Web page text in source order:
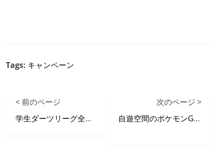
Tags: キャンペーン
< 前のページ
学生ダーツリーグ全日本選手権
次のページ >
自遊空間のポケモンGOに関するお知らせ